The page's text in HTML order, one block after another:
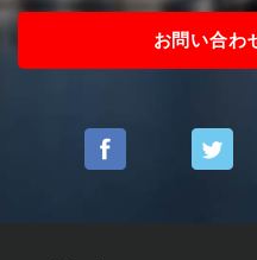
お問い合わ